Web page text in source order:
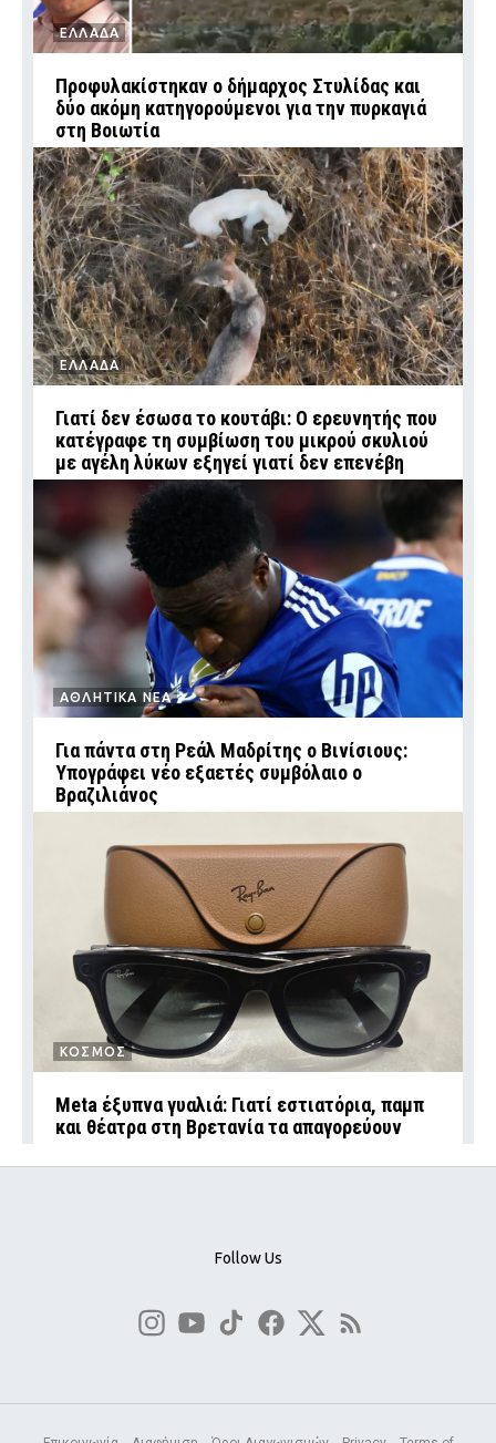
ΕΛΛΑΔΑ
Προφυλακίστηκαν ο δήμαρχος Στυλίδας και
δύο ακόμη κατηγορούμενοι για την πυρκαγιά
στη Βοιωτία
ΕΛΛΑΔΑ
Γιατί δεν έσωσα το κουτάβι: Ο ερευνητής που
κατέγραφε τη συμβίωση του μικρού σκυλιού
με αγέλη λύκων εξηγεί γιατί δεν επενέβη
ΑΘΛΗΤΙΚΑ ΝΕΑ
Για πάντα στη Ρεάλ Μαδρίτης ο Βινίσιους:
Υπογράφει νέο εξαετές συμβόλαιο ο
Βραζιλιάνος
ΚΟΣΜΟΣ
Meta έξυπνα γυαλιά: Γιατί εστιατόρια, παμπ
και θέατρα στη Βρετανία τα απαγορεύουν
Follow Us